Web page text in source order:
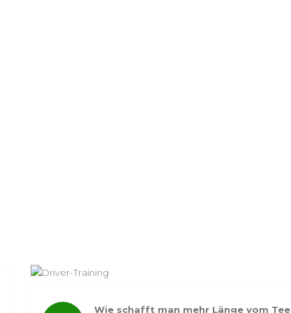
Wie schafft man mehr Länge vom Tee